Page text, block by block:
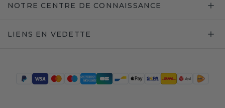
NOTRE CENTRE DE CONNAISSANCE
LIENS EN VEDETTE